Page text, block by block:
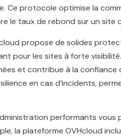
Ce protocole optimise la
le taux de rebond sur un site
propose de solides
pour les sites à forte
et contribue à la confiance
en cas d’incidents,
performants
la plateforme OVHcloud